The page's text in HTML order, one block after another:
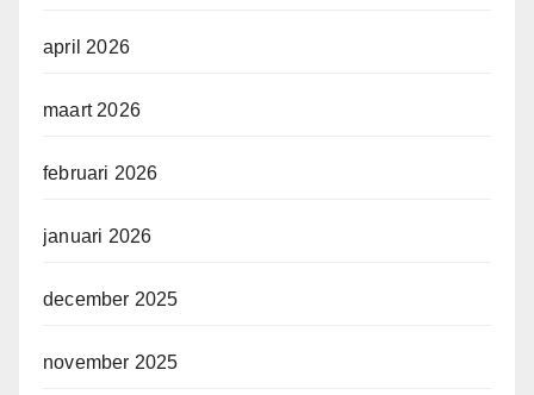
april 2026
maart 2026
februari 2026
januari 2026
december 2025
november 2025